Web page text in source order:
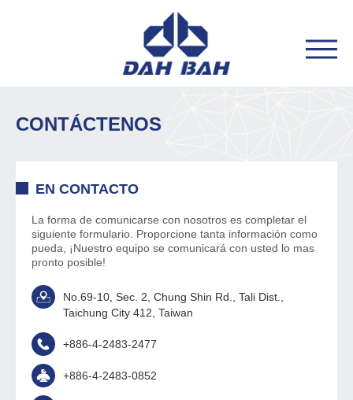
CONTÁCTENOS
EN CONTACTO
La forma de comunicarse con nosotros es completar el
siguiente formulario. Proporcione tanta información como
pueda, ¡Nuestro equipo se comunicará con usted lo mas
pronto posible!
No.69-10, Sec. 2, Chung Shin Rd., Tali Dist.,
Taichung City 412, Taiwan
+886-4-2483-2477
+886-4-2483-0852